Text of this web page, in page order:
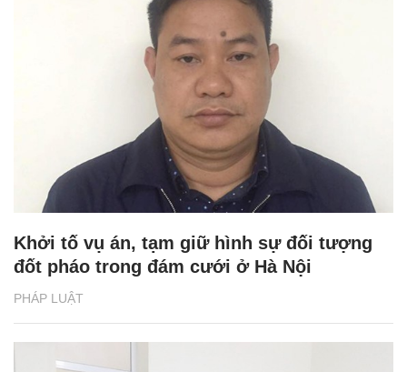
PHÁP LUẬT
Khởi tố vụ án, tạm giữ hình sự đối tượng
đốt pháo trong đám cưới ở Hà Nội